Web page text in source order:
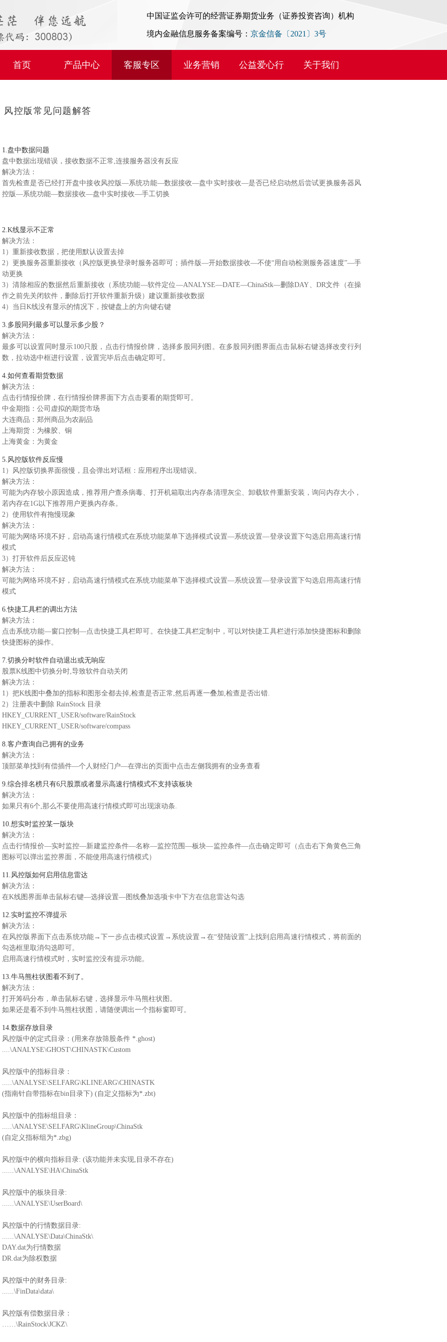
中国证监会许可的经营证券期货业务（证券投资咨询）机构
境内金融信息服务备案编号： 京金信备〔2021〕3号
首页 产品中心 客服专区 业务营销 公益爱心行 关于我们
风控版常见问题解答
1.盘中数据问题
盘中数据出现错误，接收数据不正常,连接服务器没有反应
解决方法：
首先检查是否已经打开盘中接收风控版—系统功能—数据接收—盘中实时接收—是否已经启动然后尝试更换服务器风
控版—系统功能—数据接收—盘中实时接收—手工切换
2.K线显示不正常
解决方法：
1）重新接收数据，把使用默认设置去掉
2）更换服务器重新接收（风控版更换登录时服务器即可；插件版—开始数据接收—不使“用自动检测服务器速度”—手
动更换
3）清除相应的数据然后重新接收（系统功能—软件定位—ANALYSE—DATE—ChinaStk—删除DAY、DR文件（在操
作之前先关闭软件，删除后打开软件重新升级）建议重新接收数据
4）当日K线没有显示的情况下，按键盘上的方向键右键
3.多股同列最多可以显示多少股？
解决方法：
最多可以设置同时显示100只股，点击行情报价牌，选择多股同列图。在多股同列图界面点击鼠标右键选择改变行列
数，拉动选中框进行设置，设置完毕后点击确定即可。
4.如何查看期货数据
解决方法：
点击行情报价牌，在行情报价牌界面下方点击要看的期货即可。
中金期指：公司虚拟的期货市场
大连商品：郑州商品为农副品
上海期货：为橡胶、铜
上海黄金：为黄金
5.风控版软件反应慢
1）风控版切换界面很慢，且会弹出对话框：应用程序出现错误。
解决方法：
可能为内存较小原因造成，推荐用户查杀病毒、打开机箱取出内存条清理灰尘、卸载软件重新安装，询问内存大小，
若内存在1G以下推荐用户更换内存条。
2）使用软件有拖慢现象
解决方法：
可能为网络环境不好，启动高速行情模式在系统功能菜单下选择模式设置—系统设置—登录设置下勾选启用高速行情
模式
3）打开软件后反应迟钝
解决方法：
可能为网络环境不好，启动高速行情模式在系统功能菜单下选择模式设置—系统设置—登录设置下勾选启用高速行情
模式
6.快捷工具栏的调出方法
解决方法：
点击系统功能—窗口控制—点击快捷工具栏即可。在快捷工具栏定制中，可以对快捷工具栏进行添加快捷图标和删除
快捷图标的操作。
7.切换分时软件自动退出或无响应
股票K线图中切换分时,导致软件自动关闭
解决方法：
1）把K线图中叠加的指标和图形全都去掉,检查是否正常,然后再逐一叠加,检查是否出错.
2）注册表中删除 RainStock 目录
HKEY_CURRENT_USER/software/RainStock
HKEY_CURRENT_USER/software/compass
8.客户查询自己拥有的业务
解决方法：
顶部菜单找到有偿插件—个人财经门户—在弹出的页面中点击左侧我拥有的业务查看
9.综合排名榜只有6只股票或者显示高速行情模式不支持该板块
解决方法：
如果只有6个,那么不要使用高速行情模式即可出现滚动条.
10.想实时监控某一版块
解决方法：
点击行情报价—实时监控—新建监控条件—名称—监控范围—板块—监控条件—点击确定即可（点击右下角黄色三角
图标可以弹出监控界面，不能使用高速行情模式）
11.风控版如何启用信息雷达
解决方法：
在K线图界面单击鼠标右键—选择设置—图线叠加选项卡中下方在信息雷达勾选
12.实时监控不弹提示
解决方法：
在风控版界面下点击系统功能→下一步点击模式设置→系统设置→在“登陆设置”上找到启用高速行情模式，将前面的
勾选框里取消勾选即可。
启用高速行情模式时，实时监控没有提示功能。
13.牛马熊柱状图看不到了。
解决方法：
打开筹码分布，单击鼠标右键，选择显示牛马熊柱状图。
如果还是看不到牛马熊柱状图，请随便调出一个指标窗即可。
14.数据存放目录
风控版中的定式目录：(用来存放筛股条件 *.ghost)
....\ANALYSE\GHOST\CHINASTK\Custom
风控版中的指标目录：
.....\ANALYSE\SELFARG\KLINEARG\CHINASTK
(指南针自带指标在bin目录下) (自定义指标为*.zbt)
风控版中的指标组目录：
.....\ANALYSE\SELFARG\KlineGroup\ChinaStk
(自定义指标组为*.zbg)
风控版中的横向指标目录: (该功能并未实现,目录不存在)
......\ANALYSE\HA\ChinaStk
风控版中的板块目录:
......\ANALYSE\UserBoard\
风控版中的行情数据目录:
......\ANALYSE\Data\ChinaStk\
DAY.dat为行情数据
DR.dat为除权数据
风控版中的财务目录:
......\FinData\data\
风控版有偿数据目录：
……\RainStock\JCKZ\